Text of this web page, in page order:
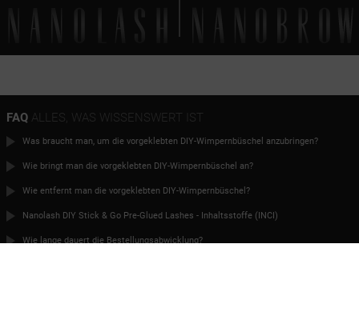
FAQALLES, WAS WISSENSWERT IST
Was braucht man, um die vorgeklebten DIY-Wimpernbüschel anzubringen?
Wie bringt man die vorgeklebten DIY-Wimpernbüschel an?
Wie entfernt man die vorgeklebten DIY-Wimpernbüschel?
Nanolash DIY Stick & Go Pre-Glued Lashes - Inhaltsstoffe (INCI)
Wie lange dauert die Bestellungsabwicklung?